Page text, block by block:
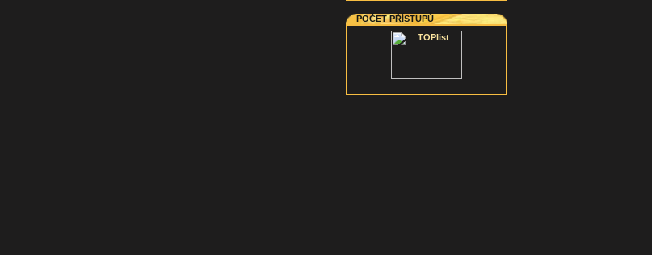
POČET PŘÍSTUPŮ